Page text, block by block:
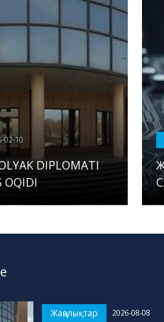
02-10
DIPLOMATI
OQIDI
Жаңалықтар 2026-08-08